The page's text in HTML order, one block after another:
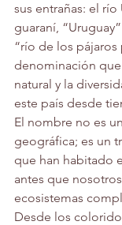
sus entrañas: el
guaraní,
“río de los pájaros
denominación
natural y la
este país desde
El nombre no es
geográfica; es un
que han habitado
antes que
ecosistemas
Desde los